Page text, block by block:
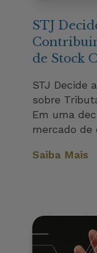
STJ
de Stock
STJ Decide
sobre
Em uma
mercado
Saiba Mais